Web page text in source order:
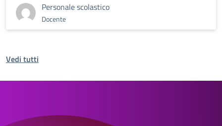
Personale scolastico
Docente
Vedi tutti